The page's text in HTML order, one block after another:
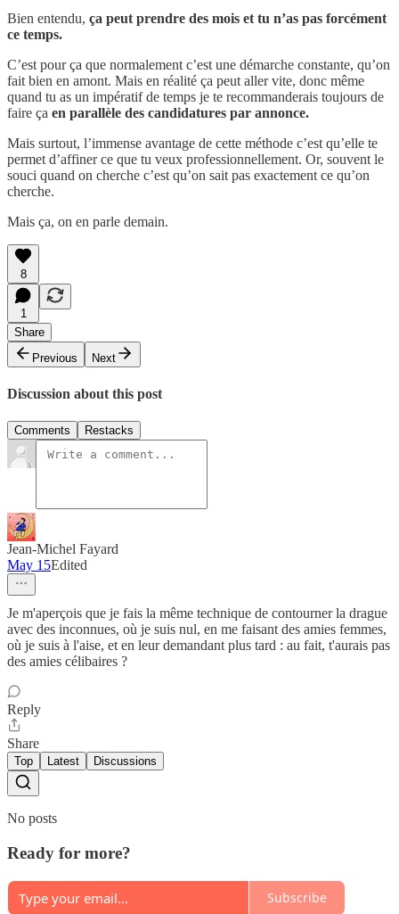
Bien entendu, ça peut prendre des mois et tu n’as pas forcément
ce temps.
C’est pour ça que normalement c’est une démarche constante, qu’on
fait bien en amont. Mais en réalité ça peut aller vite, donc même
quand tu as un impératif de temps je te recommanderais toujours de
faire ça en parallèle des candidatures par annonce.
Mais surtout, l’immense avantage de cette méthode c’est qu’elle te
permet d’affiner ce que tu veux professionnellement. Or, souvent le
souci quand on cherche c’est qu’on sait pas exactement ce qu’on
cherche.
Mais ça, on en parle demain.
8
1
Share
Previous
Next
Discussion about this post
Comments Restacks
Jean-Michel Fayard
May 15Edited
Je m'aperçois que je fais la même technique de contourner la drague
avec des inconnues, où je suis nul, en me faisant des amies femmes,
où je suis à l'aise, et en leur demandant plus tard : au fait, t'aurais pas
des amies célibaires ?
Reply
Share
Top Latest Discussions
No posts
Ready for more?
Subscribe